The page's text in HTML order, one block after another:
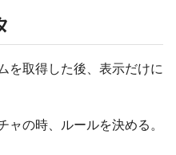
を取得した後、表示だけに
の時、ルールを決める。